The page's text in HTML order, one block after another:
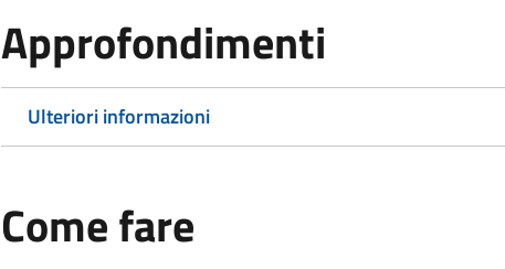
Approfondimenti
Ulteriori informazioni
Come fare